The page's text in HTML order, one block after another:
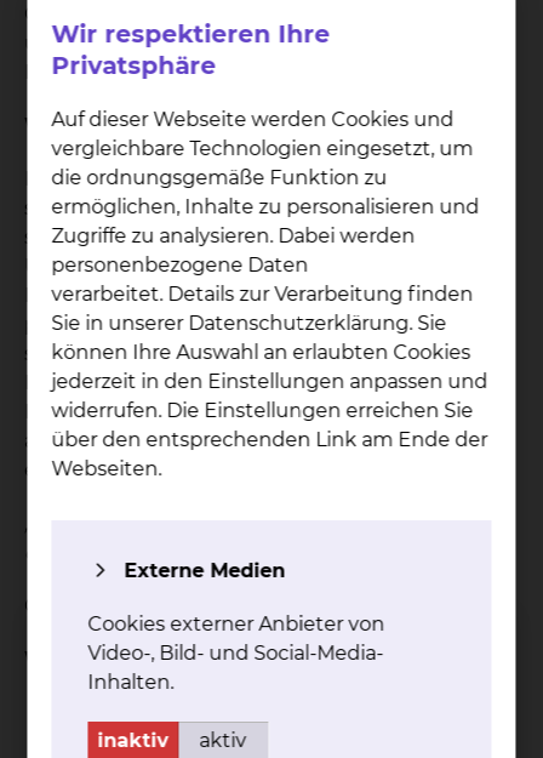
Gerne beantworten wir Ihnen Ihre Fragen rund
um das Thema: „Ehrenamt - Grüne Damen und
Herren“
Wer wir sind:
Bei den „Grünen Damen und Herren“ handelt es
sich um einen ehrenamtlichen Dienst, der aus
sozialem Engagement bzw. aus christlicher
Überzeugung handelt. Ziel ist es, Menschen im
Krankenhaus zu unterstützen und die ärztlichen,
pflegerischen, therapeutischen und
seelsorglichen Bemühungen um den ganzen
Menschen zu ergänzen. In jedem Fall sind sie
Laienhelfer.Sie können unsere 50 Grünen Damen
an den weißen Kitteln mit den grünen Tuch
erkennen.
Grüne Dame beim Besuchsdienst
Was wir tun:
wir lesen auf Wunsch vor
Wir respektieren Ihre
Privatsphäre
Auf dieser Webseite werden Cookies und
vergleichbare Technologien eingesetzt, um
die ordnungsgemäße Funktion zu
ermöglichen, Inhalte zu personalisieren und
Zugriffe zu analysieren. Dabei werden
personenbezogene Daten
verarbeitet. Details zur Verarbeitung finden
Sie in unserer Datenschutzerklärung. Sie
können Ihre Auswahl an erlaubten Cookies
jederzeit in den Einstellungen anpassen und
widerrufen. Die Einstellungen erreichen Sie
über den entsprechenden Link am Ende der
Webseiten.
Externe Medien
Cookies externer Anbieter von
Video-, Bild- und Social-Media-
Inhalten.
inaktiv aktiv